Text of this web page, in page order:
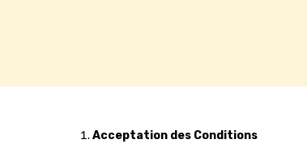
Acceptation des Conditions